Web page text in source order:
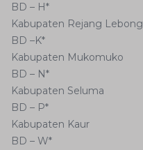
BD – H*
Kabupaten Rejang Lebong
BD –K*
Kabupaten Mukomuko
BD – N*
Kabupaten Seluma
BD – P*
Kabupaten Kaur
BD – W*